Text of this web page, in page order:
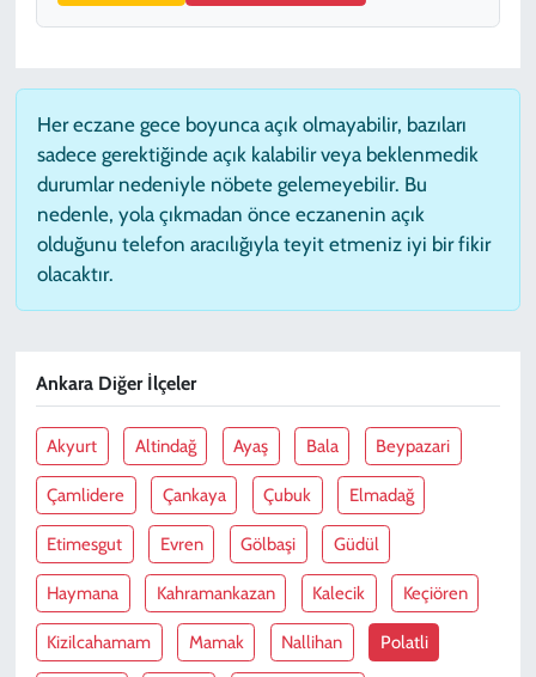
Her eczane gece boyunca açık olmayabilir, bazıları
sadece gerektiğinde açık kalabilir veya beklenmedik
durumlar nedeniyle nöbete gelemeyebilir. Bu
nedenle, yola çıkmadan önce eczanenin açık
olduğunu telefon aracılığıyla teyit etmeniz iyi bir fikir
olacaktır.
Ankara Diğer İlçeler
Akyurt Altindağ Ayaş Bala Beypazari
Çamlidere Çankaya Çubuk Elmadağ
Etimesgut Evren Gölbaşi Güdül
Haymana Kahramankazan Kalecik Keçiören
Kizilcahamam Mamak Nallihan Polatli